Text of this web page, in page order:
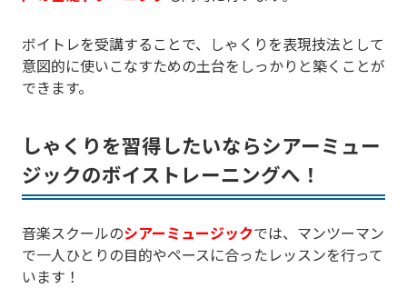
ボイトレを受講することで、しゃくりを表現技法として
意図的に使いこなすための土台をしっかりと築くことが
できます。
しゃくりを習得したいならシアーミュー
ジックのボイストレーニングへ！
音楽スクールのシアーミュージックでは、マンツーマン
で一人ひとりの目的やペースに合ったレッスンを行って
います！